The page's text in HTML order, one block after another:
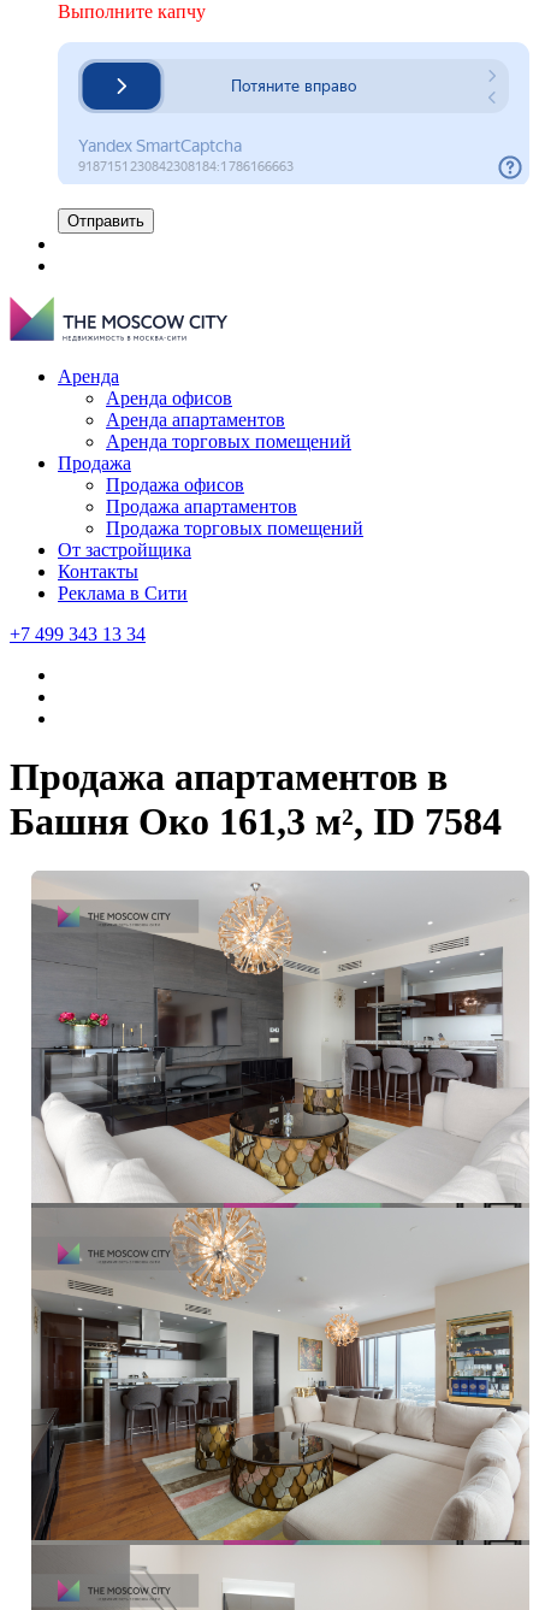
Выполните капчу
Отправить
Аренда
Аренда офисов
Аренда апартаментов
Аренда торговых помещений
Продажа
Продажа офисов
Продажа апартаментов
Продажа торговых помещений
От застройщика
Контакты
Реклама в Сити
+7 499 343 13 34
Продажа апартаментов в
Башня Око 161,3 м², ID 7584